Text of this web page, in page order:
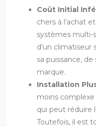
Coût Initial
chers à l’achat
systèmes multi-
d’un
sa puissance,
marque.
Installation
moins
qui peut réduire
Toutefois, il est